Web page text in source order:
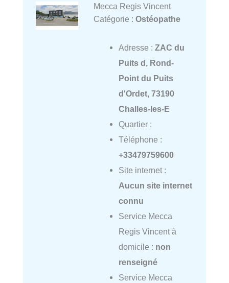
Mecca Regis Vincent
Catégorie : Ostéopathe
Adresse : ZAC du
Puits d, Rond-
Point du Puits
d'Ordet, 73190
Challes-les-E
Quartier :
Téléphone :
+33479759600
Site internet :
Aucun site internet
connu
Service Mecca
Regis Vincent à
domicile : non
renseigné
Service Mecca